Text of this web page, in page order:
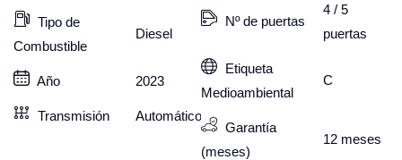
Tipo de
Combustible
Diesel
Año 2023
Transmisión Automático
Nº de puertas
4 / 5
puertas
Etiqueta
Medioambiental
C
Garantía
(meses)
12 meses